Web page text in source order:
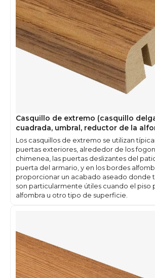
Casquillo de extremo (casquillo
cuadrada, umbral, reductor de la
Los casquillos de extremo se utilizan
puertas exteriores, alrededor de los
chimenea, las puertas deslizantes del
puerta del armario, y en los bordes
proporcionar un acabado aseado donde
son particularmente útiles cuando el piso
alfombra u otro tipo de superficie.